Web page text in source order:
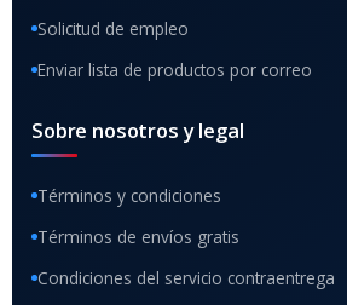
Solicitud de empleo
Enviar lista de productos por correo
Sobre nosotros y legal
Términos y condiciones
Términos de envíos gratis
Condiciones del servicio contraentrega